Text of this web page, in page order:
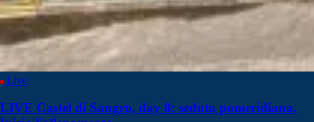
Live
LIVE Castel di Sangro, day 8: seduta pomeridiana.